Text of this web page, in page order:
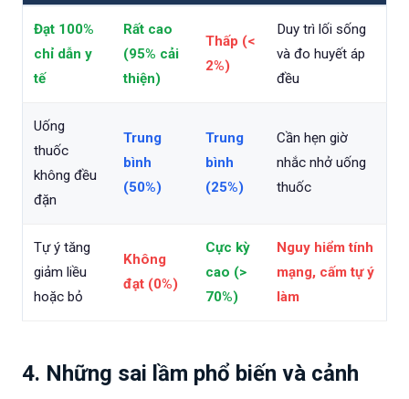
Đạt 100%
chỉ dẫn y
tế
Rất cao
(95% cải
thiện)
Thấp (<
2%)
Duy trì lối sống
và đo huyết áp
đều
Uống
thuốc
không đều
đặn
Trung
bình
(50%)
Trung
bình
(25%)
Cần hẹn giờ
nhắc nhở uống
thuốc
Tự ý tăng
giảm liều
hoặc bỏ
Không
đạt (0%)
Cực kỳ
cao (>
70%)
Nguy hiểm tính
mạng, cấm tự ý
làm
4. Những sai lầm phổ biến và cảnh